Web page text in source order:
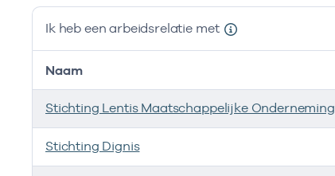
Ik heb een arbeidsrelatie met
Naam
Stichting Lentis Maatschappelijke Onderneming
Stichting Dignis